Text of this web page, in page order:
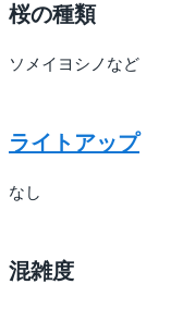
桜の種類
ソメイヨシノなど
ライトアップ
なし
混雑度